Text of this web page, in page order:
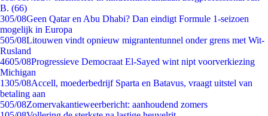
B. (66)
305/08Geen Qatar en Abu Dhabi? Dan eindigt Formule 1-seizoen
mogelijk in Europa
505/08Litouwen vindt opnieuw migrantentunnel onder grens met Wit-
Rusland
4605/08Progressieve Democraat El-Sayed wint nipt voorverkiezing
Michigan
1305/08Accell, moederbedrijf Sparta en Batavus, vraagt uitstel van
betaling aan
505/08Zomervakantieweerbericht: aanhoudend zomers